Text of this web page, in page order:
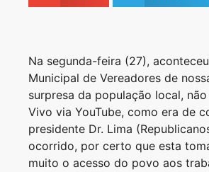
Na segunda-feira (27),
Municipal de Vereadores de
surpresa da população local,
Vivo via YouTube, como era de
presidente Dr. Lima
ocorrido, por certo que esta
muito o acesso do povo aos